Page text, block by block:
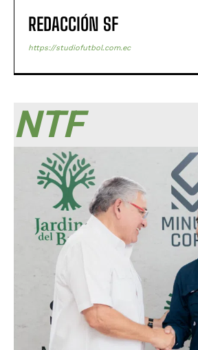
REDACCIÓN SF
https://studiofutbol.com.ec
NTF